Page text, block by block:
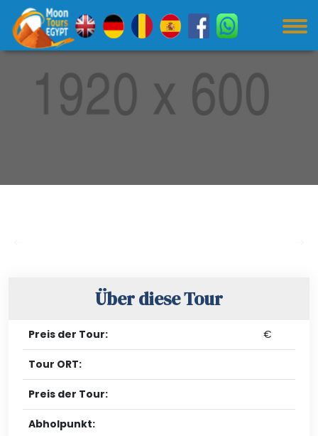
Über diese Tour
Preis der Tour: €
Tour ORT:
Preis der Tour:
Abholpunkt: